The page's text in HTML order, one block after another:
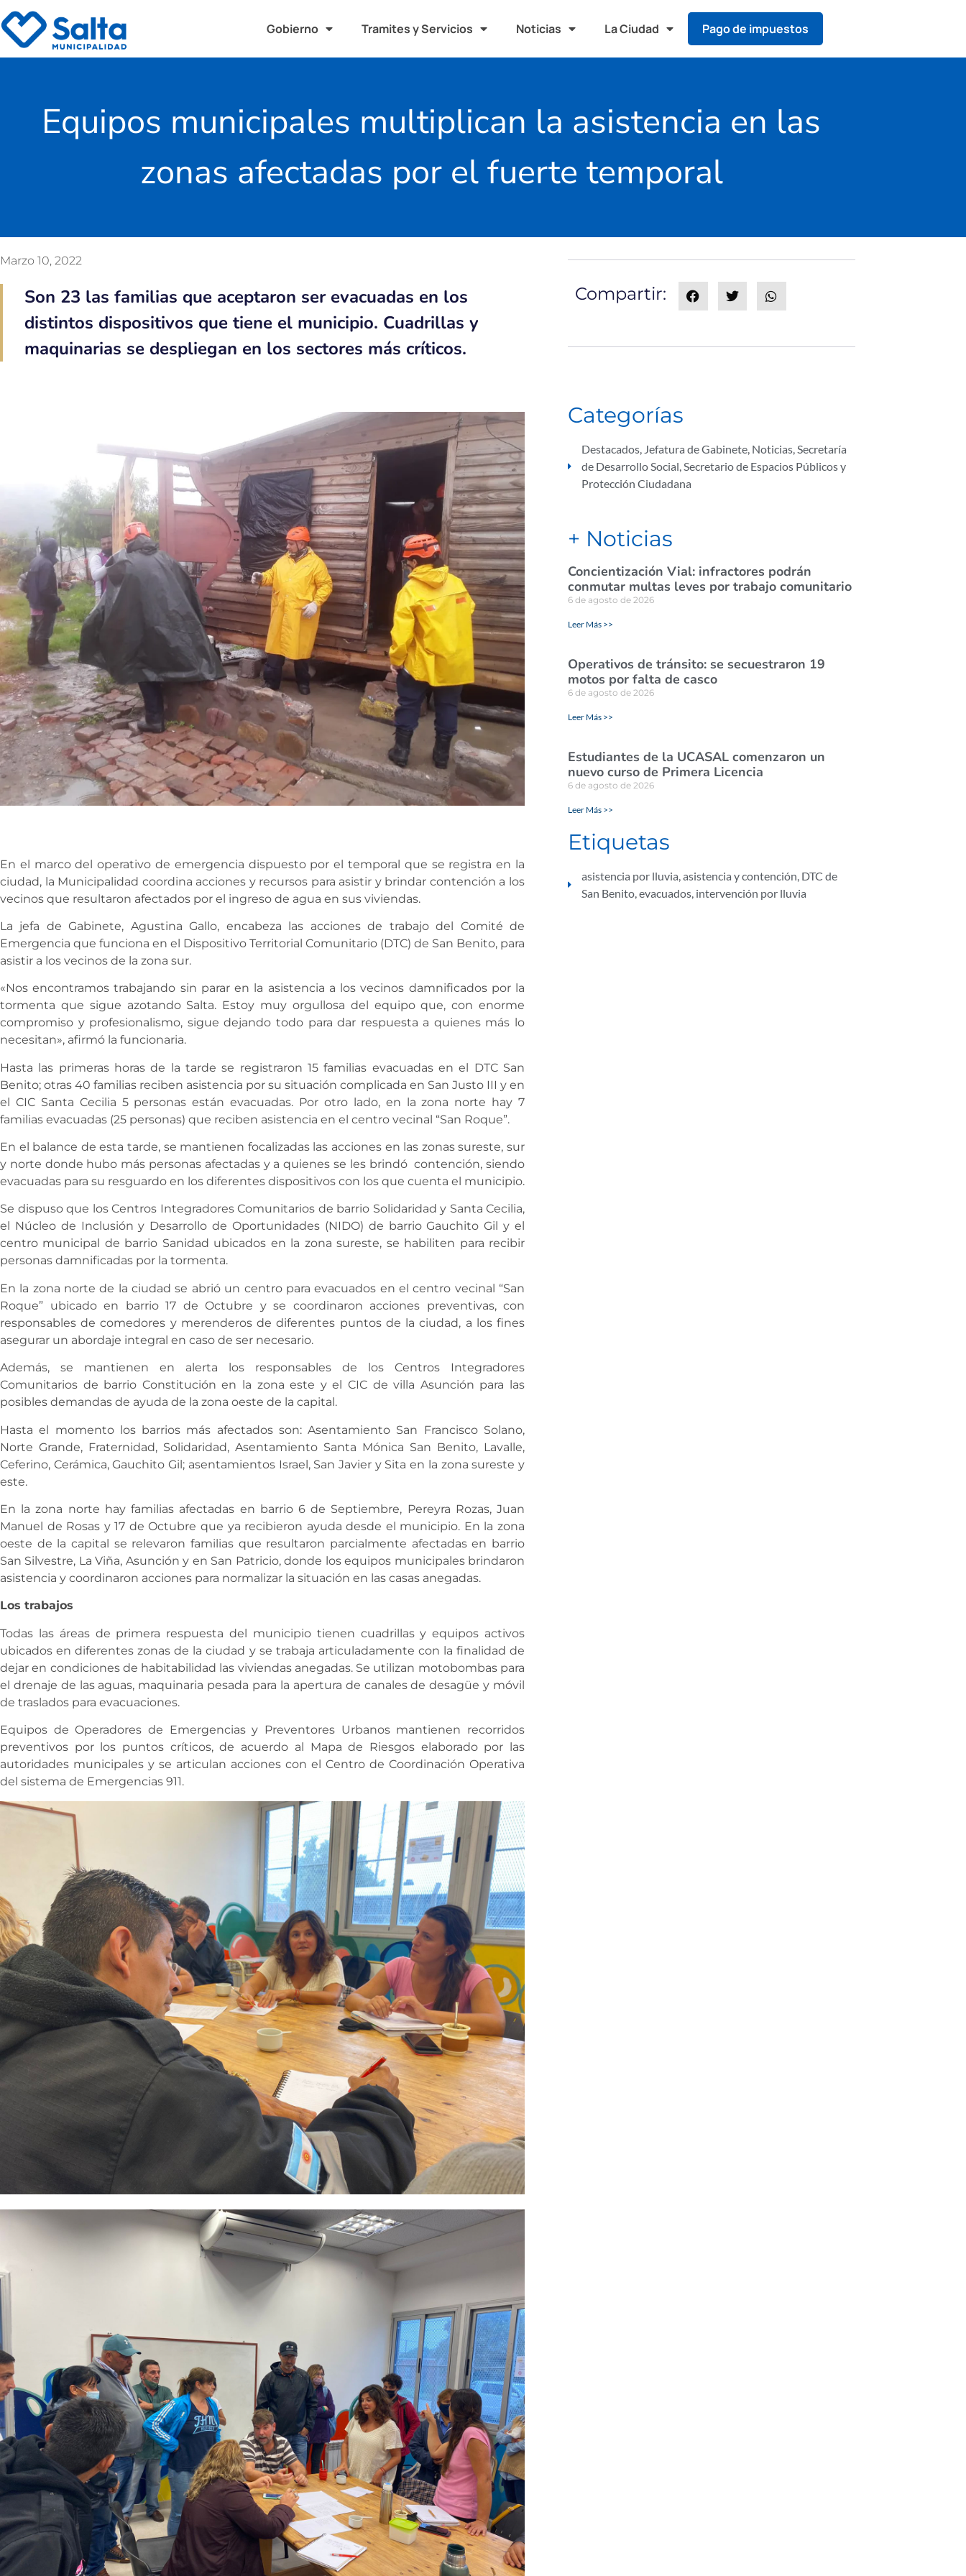
Gobierno Tramites y Servicios Noticias La Ciudad Pago de impuestos
Equipos municipales multiplican la asistencia en las
zonas afectadas por el fuerte temporal
Marzo 10, 2022
Son 23 las familias que aceptaron ser evacuadas en los
distintos dispositivos que tiene el municipio. Cuadrillas y
maquinarias se despliegan en los sectores más críticos.
En el marco del operativo de emergencia dispuesto por el temporal que se registra en la
ciudad, la Municipalidad coordina acciones y recursos para asistir y brindar contención a los
vecinos que resultaron afectados por el ingreso de agua en sus viviendas.
La jefa de Gabinete, Agustina Gallo, encabeza las acciones de trabajo del Comité de
Emergencia que funciona en el Dispositivo Territorial Comunitario (DTC) de San Benito, para
asistir a los vecinos de la zona sur.
«Nos encontramos trabajando sin parar en la asistencia a los vecinos damnificados por la
tormenta que sigue azotando Salta. Estoy muy orgullosa del equipo que, con enorme
compromiso y profesionalismo, sigue dejando todo para dar respuesta a quienes más lo
necesitan», afirmó la funcionaria.
Hasta las primeras horas de la tarde se registraron 15 familias evacuadas en el DTC San
Benito; otras 40 familias reciben asistencia por su situación complicada en San Justo III y en
el CIC Santa Cecilia 5 personas están evacuadas. Por otro lado, en la zona norte hay 7
familias evacuadas (25 personas) que reciben asistencia en el centro vecinal “San Roque”.
En el balance de esta tarde, se mantienen focalizadas las acciones en las zonas sureste, sur
y norte donde hubo más personas afectadas y a quienes se les brindó contención, siendo
evacuadas para su resguardo en los diferentes dispositivos con los que cuenta el municipio.
Se dispuso que los Centros Integradores Comunitarios de barrio Solidaridad y Santa Cecilia,
el Núcleo de Inclusión y Desarrollo de Oportunidades (NIDO) de barrio Gauchito Gil y el
centro municipal de barrio Sanidad ubicados en la zona sureste, se habiliten para recibir
personas damnificadas por la tormenta.
En la zona norte de la ciudad se abrió un centro para evacuados en el centro vecinal “San
Roque” ubicado en barrio 17 de Octubre y se coordinaron acciones preventivas, con
responsables de comedores y merenderos de diferentes puntos de la ciudad, a los fines
asegurar un abordaje integral en caso de ser necesario.
Además, se mantienen en alerta los responsables de los Centros Integradores
Comunitarios de barrio Constitución en la zona este y el CIC de villa Asunción para las
posibles demandas de ayuda de la zona oeste de la capital.
Hasta el momento los barrios más afectados son: Asentamiento San Francisco Solano,
Norte Grande, Fraternidad, Solidaridad, Asentamiento Santa Mónica San Benito, Lavalle,
Ceferino, Cerámica, Gauchito Gil; asentamientos Israel, San Javier y Sita en la zona sureste y
este.
En la zona norte hay familias afectadas en barrio 6 de Septiembre, Pereyra Rozas, Juan
Manuel de Rosas y 17 de Octubre que ya recibieron ayuda desde el municipio. En la zona
oeste de la capital se relevaron familias que resultaron parcialmente afectadas en barrio
San Silvestre, La Viña, Asunción y en San Patricio, donde los equipos municipales brindaron
asistencia y coordinaron acciones para normalizar la situación en las casas anegadas.
Los trabajos
Todas las áreas de primera respuesta del municipio tienen cuadrillas y equipos activos
ubicados en diferentes zonas de la ciudad y se trabaja articuladamente con la finalidad de
dejar en condiciones de habitabilidad las viviendas anegadas. Se utilizan motobombas para
el drenaje de las aguas, maquinaria pesada para la apertura de canales de desagüe y móvil
de traslados para evacuaciones.
Equipos de Operadores de Emergencias y Preventores Urbanos mantienen recorridos
preventivos por los puntos críticos, de acuerdo al Mapa de Riesgos elaborado por las
autoridades municipales y se articulan acciones con el Centro de Coordinación Operativa
del sistema de Emergencias 911.
Compartir:
Categorías
Destacados, Jefatura de Gabinete, Noticias,Secretaría
de Desarrollo Social,Secretario de Espacios Públicos y
Protección Ciudadana
+ Noticias
Concientización Vial: infractores podrán
conmutar multas leves por trabajo comunitario
6 de agosto de 2026
Leer Más >>
Operativos de tránsito: se secuestraron 19
motos por falta de casco
6 de agosto de 2026
Leer Más >>
Estudiantes de la UCASAL comenzaron un
nuevo curso de Primera Licencia
6 de agosto de 2026
Leer Más >>
Etiquetas
asistencia por lluvia,asistencia y contención, DTC de
San Benito,evacuados, intervención por lluvia